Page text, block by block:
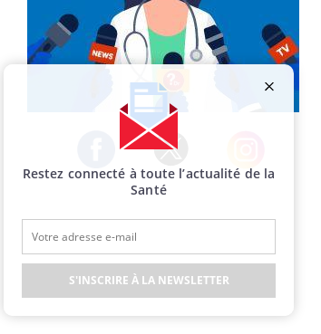
Facebook Twitter Instagram
Restez connecté à toute l’actualité de la
Santé
S'INSCRIRE À LA NEWSLETTER